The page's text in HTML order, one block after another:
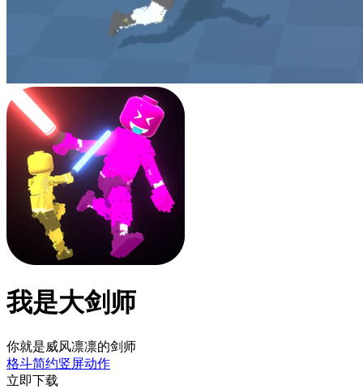
我是大剑师
你就是威风凛凛的剑师
格斗简约竖屏动作
立即下载